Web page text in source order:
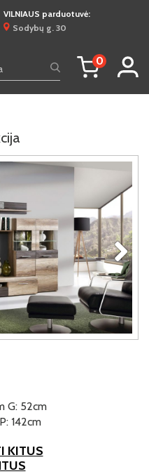
VILNIAUS parduotuvė:
Sodybų g. 30
0
G: 52cm
142cm
KITUS